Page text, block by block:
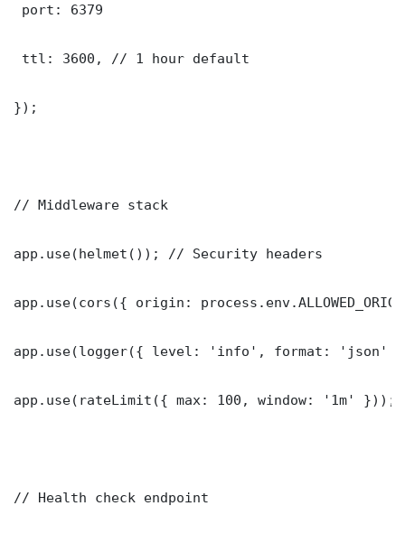
port: 6379
ttl: 3600, // 1 hour default
});
// Middleware stack
app.use(helmet()); // Security headers
app.use(cors({ origin:
app.use(logger({ level: 'info', format: 'json'
app.use(rateLimit({ max: 100, window: '1m' }));
// Health check endpoint